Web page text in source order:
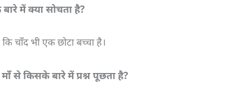
बारे में क्या सोचता है?
चाँद भी एक छोटा बच्चा है।
माँ से किसके बारे में प्रश्न पूछता है?